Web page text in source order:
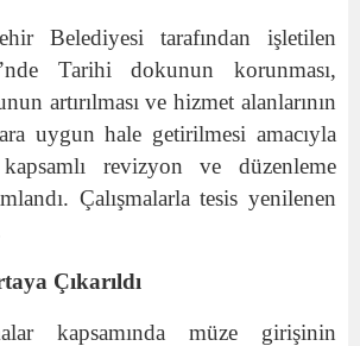
Belediyesi tarafından işletilen
Tarihi dokunun korunması,
artırılması ve hizmet alanlarının
uygun hale getirilmesi amacıyla
revizyon ve düzenleme
Çalışmalarla tesis yenilenen
Çıkarıldı
kapsamında müze girişinin